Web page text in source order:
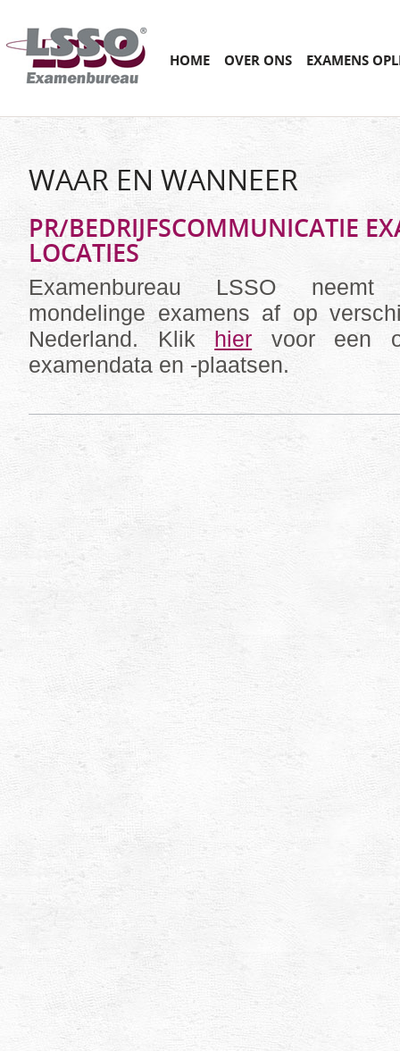
Main menu
SKIP
HOME OVER ONS EXAMENS
WAAR EN WANNEER
PR/BEDRIJFSCOMMUNICATIE
LOCATIES
Examenbureau LSSO
mondelinge examens af op
Nederland. Klik
hier voor een
examendata en -plaatsen.